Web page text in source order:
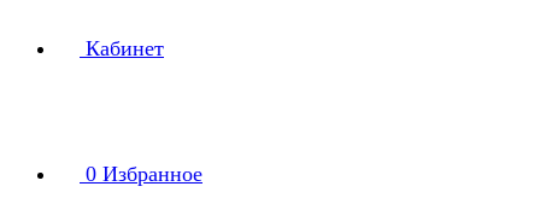
Кабинет
0 Избранное